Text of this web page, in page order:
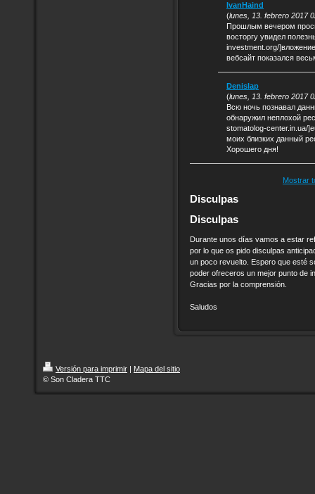
IvanHaind
(lunes, 13. febrero 2017
Прошлым вечером
восторгу увидел
investment.org/
вебсайт показался
Denislap
(lunes, 13. febrero 2017
Всю ночь познавал
обнаружил неплохой
stomatolog-center.in.ua/
моих близких данный
Хорошего дня!
Mostrar
Disculpas
Disculpas
Durante unos días vamos a estar
por lo que os pido disculpas
un poco revuelto. Espero que esté
poder ofreceros un mejor punto de
Gracias por la comprensión.
Saludos
Versión para imprimir | Mapa del sitio
© Son Cladera TTC